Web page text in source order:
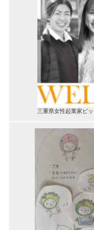
三重県女性起業家ピ